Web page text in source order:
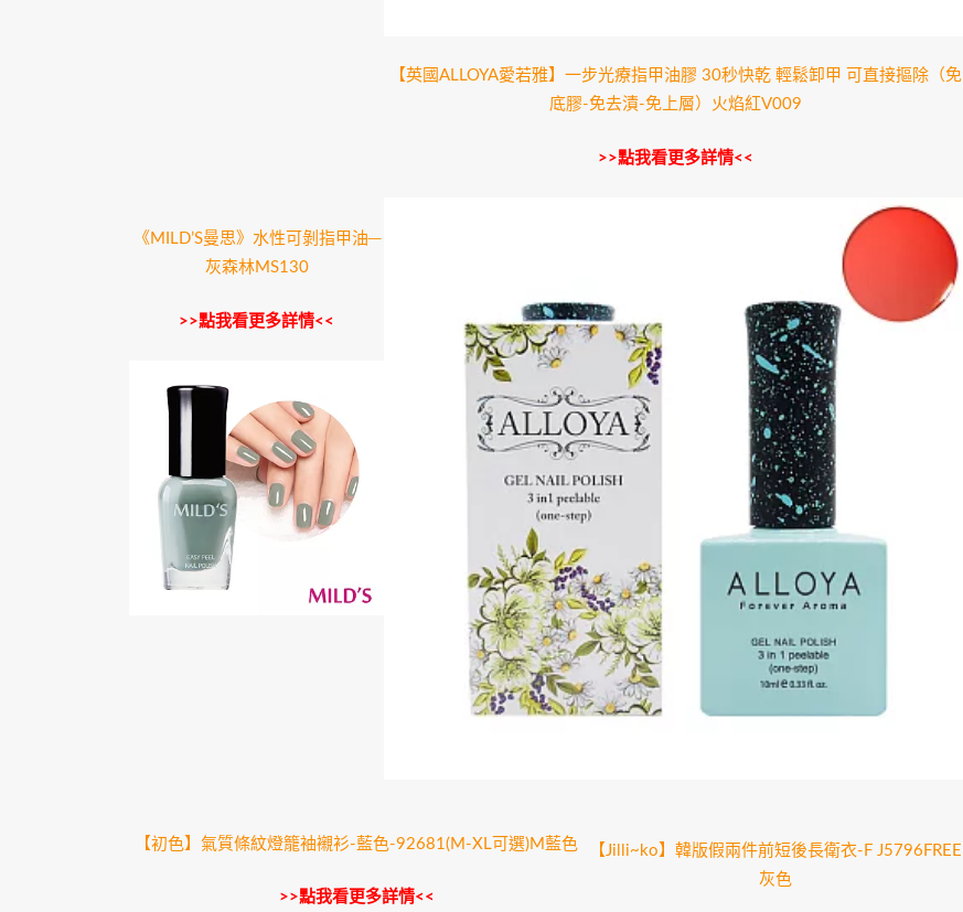
《MILD’S曼思》水性可剝指甲油─
灰森林MS130
>>點我看更多詳情<<
【英國ALLOYA愛若雅】一步光療指甲油膠 30秒快乾 輕鬆卸甲 可直接摳除（免
底膠-免去漬-免上層）火焰紅V009
>>點我看更多詳情<<
【初色】氣質條紋燈籠袖襯衫-藍色-92681(M-XL可選)M藍色
>>點我看更多詳情<<
【Jilli~ko】韓版假兩件前短後長衛衣-F J5796FREE
灰色